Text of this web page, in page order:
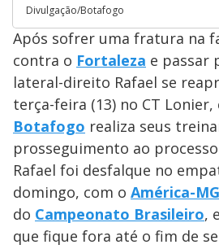
Divulgação/Botafogo
Após sofrer uma fratura na
contra o Fortaleza e passar
lateral-direito Rafael se
terça-feira (13) no CT Lonier,
Botafogo realiza seus
prosseguimento ao
Rafael foi desfalque no
domingo, com o América-MG
do Campeonato Brasileiro,
que fique fora até o fim de